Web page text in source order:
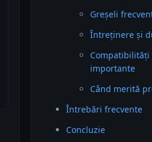
Greșeli
Întreținere și
Compatibilități
importante
Când merită
Întrebări frecvente
Concluzie